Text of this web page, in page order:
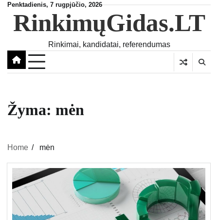
Skip
content
Penktadienis, 7 rugpjūčio, 2026
RinkimųGidas.LT
Rinkimai, kandidatai, referendumas
Žyma: mėn
Home mėn